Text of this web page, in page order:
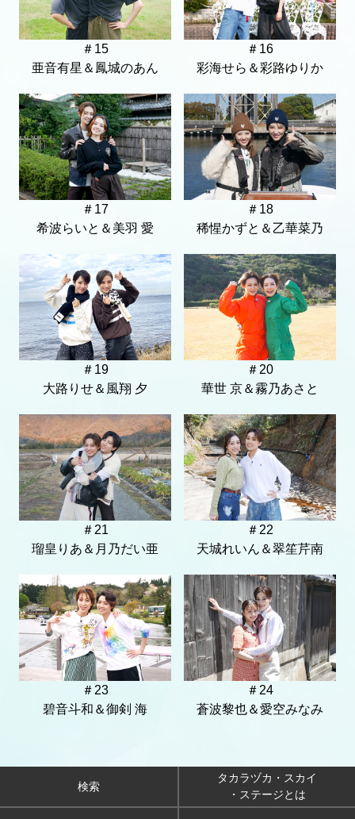
＃15
亜音有星＆鳳城のあん
＃16
彩海せら＆彩路ゆりか
＃17
希波らいと＆美羽 愛
＃18
稀惺かずと＆乙華菜乃
＃19
大路りせ＆風翔 夕
＃20
華世 京＆霧乃あさと
＃21
瑠皇りあ＆月乃だい亜
＃22
天城れいん＆翠笙芹南
＃23
碧音斗和＆御剣 海
＃24
蒼波黎也＆愛空みなみ
検索
タカラヅカ・スカイ
・ステージとは